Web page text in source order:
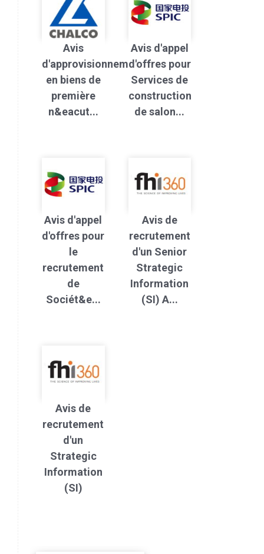
Avis
d'approvisionnement
en biens de
première
n&eacut...
Avis d'appel
d'offres pour
Services de
construction
de salon...
Avis d'appel
d'offres pour
le
recrutement
de
Sociét&e...
Avis de
recrutement
d'un Senior
Strategic
Information
(SI) A...
Avis de
recrutement
d'un
Strategic
Information
(SI)